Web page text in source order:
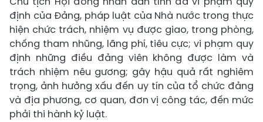
định của Đảng, pháp luật của Nhà nước trong thực
hiện chức trách, nhiệm vụ được giao, trong phòng,
chống tham nhũng, lãng phí, tiêu cực; vi phạm quy
định những điều đảng viên không được làm và
trách nhiệm nêu gương; gây hậu quả rất nghiêm
trọng, ảnh hưởng xấu đến uy tín của tổ chức đảng
và địa phương, cơ quan, đơn vị công tác, đến mức
phải thi hành kỷ luật.